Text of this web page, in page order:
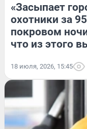
«Засыпает
охотники за
покровом
что из этого
18 июля, 2026, 15:45